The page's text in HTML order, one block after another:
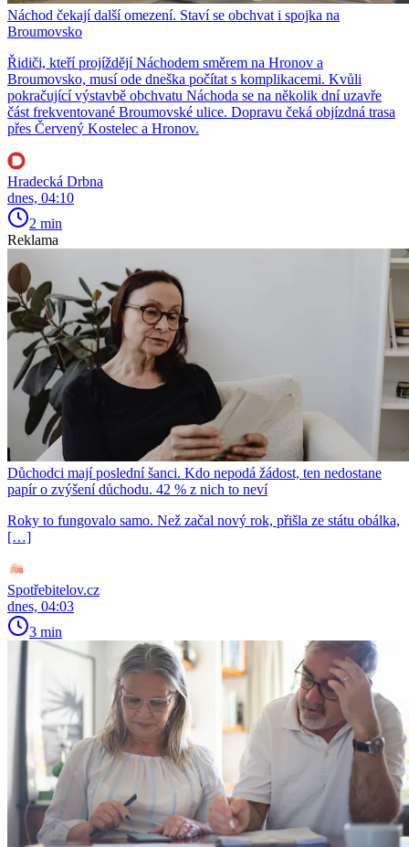
Náchod čekají další omezení. Staví se obchvat i spojka na
Broumovsko
Řidiči, kteří projíždějí Náchodem směrem na Hronov a
Broumovsko, musí ode dneška počítat s komplikacemi. Kvůli
pokračující výstavbě obchvatu Náchoda se na několik dní uzavře
část frekventované Broumovské ulice. Dopravu čeká objízdná trasa
přes Červený Kostelec a Hronov.
Hradecká Drbna
dnes, 04:10
2 min
Reklama
Důchodci mají poslední šanci. Kdo nepodá žádost, ten nedostane
papír o zvýšení důchodu. 42 % z nich to neví
Roky to fungovalo samo. Než začal nový rok, přišla ze státu obálka,
[…]
Spotřebitelov.cz
dnes, 04:03
3 min